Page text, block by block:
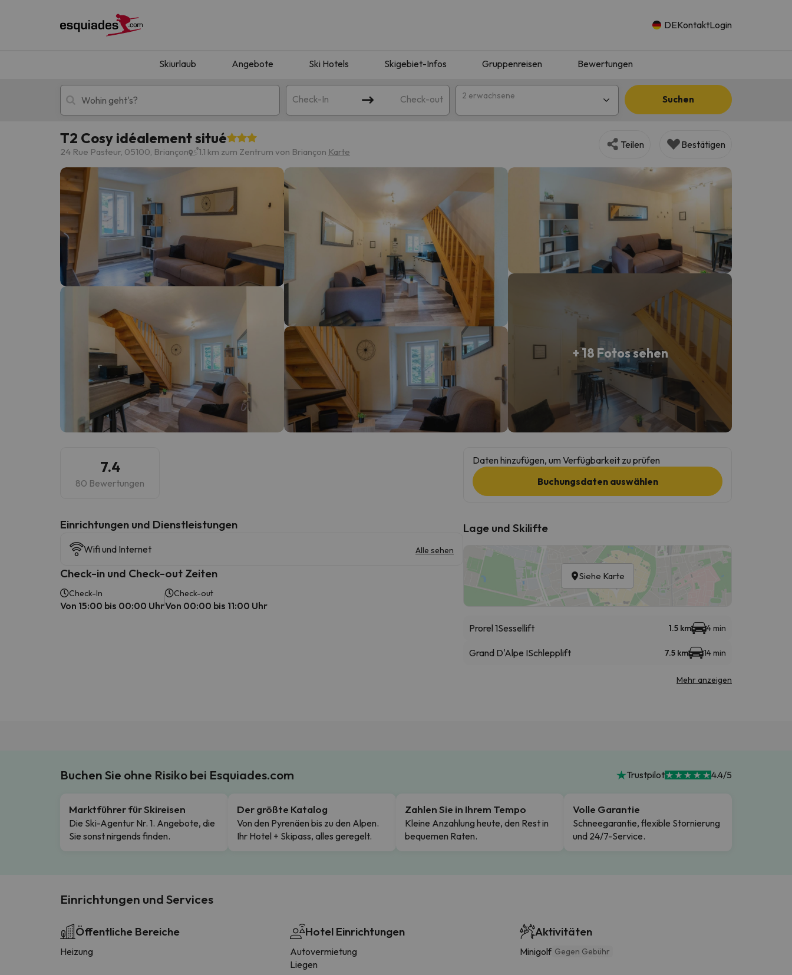
DEKontaktLogin
Skiurlaub Angebote Ski Hotels Skigebiet-Infos Gruppenreisen Bewertungen
Check-In Check-out 2 erwachsene Suchen
Skiurlaub Berghotels
Oops, wir haben keine Ergebnisse gefunden, die Ihrer Suche entsprechen. Versuchen Sie, das Ziel zu ändern.
Es sieht so aus, als hätte sich unser Sucher verirrt. Sobald er seinen Kompass gefunden hat, wird er zurück sein.
T2 Cosy idéalement situé
24 Rue Pasteur, 05100, Briançon 1.1 km zum Zentrum von Briançon Karte
Teilen Bestätigen
+ 18 Fotos sehen
7.4
80 Bewertungen
​Einrichtungen und Dienstleistungen
Wifi und Internet Alle sehen
Check-in und Check-out Zeiten
Check-In
Von 15:00 bis 00:00 Uhr
Check-out
Von 00:00 bis 11:00 Uhr
Daten hinzufügen, um Verfügbarkeit zu prüfen
Buchungsdaten auswählen
Lage und Skilifte
Siehe Karte
Prorel 1Sessellift 1.5 km 4 min
Grand D'Alpe ISchlepplift 7.5 km 14 min
Mehr anzeigen
Buchen Sie ohne Risiko bei Esquiades.com Trustpilot 4.4/5
Marktführer für Skireisen
Die Ski-Agentur Nr. 1. Angebote, die
Sie sonst nirgends finden.
Der größte Katalog
Von den Pyrenäen bis zu den Alpen.
Ihr Hotel + Skipass, alles geregelt.
Zahlen Sie in Ihrem Tempo
Kleine Anzahlung heute, den Rest in
bequemen Raten.
Volle Garantie
Schneegarantie, flexible Stornierung
und 24/7-Service.
Einrichtungen und Services
Öffentliche Bereiche
Heizung
Hotel Einrichtungen
Autovermietung
Liegen
Aktivitäten
Minigolf Gegen Gebühr